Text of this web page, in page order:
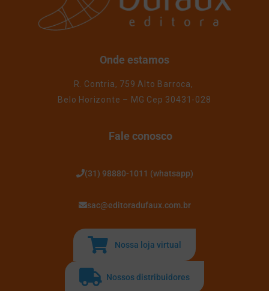
Onde estamos
R. Contria, 759 Alto Barroca,
Belo Horizonte – MG Cep 30431-028
Fale conosco
(31) 98880-1011 (whatsapp)
sac@editoradufaux.com.br
Nossa loja virtual
Nossos distribuidores